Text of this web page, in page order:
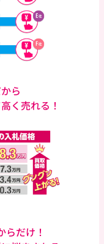
ら
高く売れる！
らだけ！